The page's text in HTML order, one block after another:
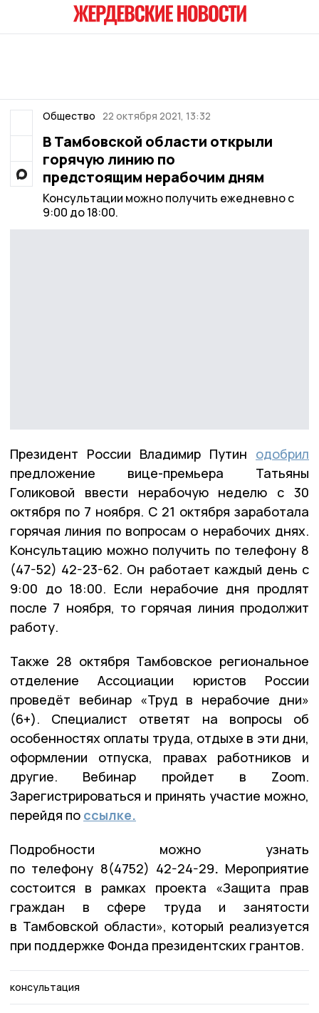
Общество 22 октября 2021, 13:32
В Тамбовской области открыли
горячую линию по
предстоящим нерабочим дням
Консультации можно получить ежедневно с
9:00 до 18:00.
Президент России Владимир Путин одобрил
предложение вице-премьера Татьяны
Голиковой ввести нерабочую неделю с 30
октября по 7 ноября. С 21 октября заработала
горячая линия по вопросам о нерабочих днях.
Консультацию можно получить по телефону 8
(47-52) 42-23-62. Он работает каждый день с
9:00 до 18:00. Если нерабочие дня продлят
после 7 ноября, то горячая линия продолжит
работу.
Также 28 октября Тамбовское региональное
отделение Ассоциации юристов России
проведёт вебинар «Труд в нерабочие дни»
(6+). Специалист ответят на вопросы об
особенностях оплаты труда, отдыхе в эти дни,
оформлении отпуска, правах работников и
другие. Вебинар пройдет в Zoom.
Зарегистрироваться и принять участие можно,
перейдя по ссылке.
Подробности можно узнать
по телефону 8(4752) 42-24-29. Мероприятие
состоится в рамках проекта «Защита прав
граждан в сфере труда и занятости
в Тамбовской области», который реализуется
при поддержке Фонда президентских грантов.
консультация